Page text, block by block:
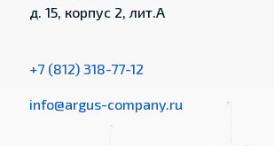
д. 15, корпус 2, лит.А
+7 (812) 318-77-12
info@argus-company.ru